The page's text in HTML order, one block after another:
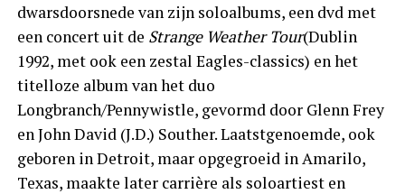
dwarsdoorsnede van zijn soloalbums, een dvd met
een concert uit de Strange Weather Tour(Dublin
1992, met ook een zestal Eagles-classics) en het
titelloze album van het duo
Longbranch/Pennywistle, gevormd door Glenn Frey
en John David (J.D.) Souther. Laatstgenoemde, ook
geboren in Detroit, maar opgegroeid in Amarilo,
Texas, maakte later carrière als soloartiest en